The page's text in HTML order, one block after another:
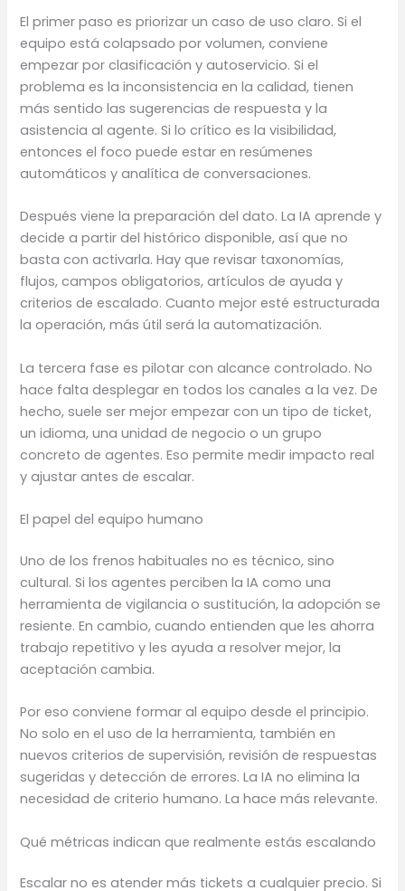
El primer paso es priorizar un caso de uso claro. Si el
equipo está colapsado por volumen, conviene
empezar por clasificación y autoservicio. Si el
problema es la inconsistencia en la calidad, tienen
más sentido las sugerencias de respuesta y la
asistencia al agente. Si lo crítico es la visibilidad,
entonces el foco puede estar en resúmenes
automáticos y analítica de conversaciones.
Después viene la preparación del dato. La IA aprende y
decide a partir del histórico disponible, así que no
basta con activarla. Hay que revisar taxonomías,
flujos, campos obligatorios, artículos de ayuda y
criterios de escalado. Cuanto mejor esté estructurada
la operación, más útil será la automatización.
La tercera fase es pilotar con alcance controlado. No
hace falta desplegar en todos los canales a la vez. De
hecho, suele ser mejor empezar con un tipo de ticket,
un idioma, una unidad de negocio o un grupo
concreto de agentes. Eso permite medir impacto real
y ajustar antes de escalar.
El papel del equipo humano
Uno de los frenos habituales no es técnico, sino
cultural. Si los agentes perciben la IA como una
herramienta de vigilancia o sustitución, la adopción se
resiente. En cambio, cuando entienden que les ahorra
trabajo repetitivo y les ayuda a resolver mejor, la
aceptación cambia.
Por eso conviene formar al equipo desde el principio.
No solo en el uso de la herramienta, también en
nuevos criterios de supervisión, revisión de respuestas
sugeridas y detección de errores. La IA no elimina la
necesidad de criterio humano. La hace más relevante.
Qué métricas indican que realmente estás escalando
Escalar no es atender más tickets a cualquier precio. Si